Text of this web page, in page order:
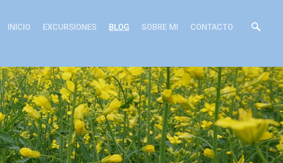
INICIO EXCURSIONES BLOG SOBRE MI CONTACTO